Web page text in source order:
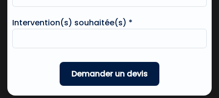
Intervention(s) souhaitée(s) *